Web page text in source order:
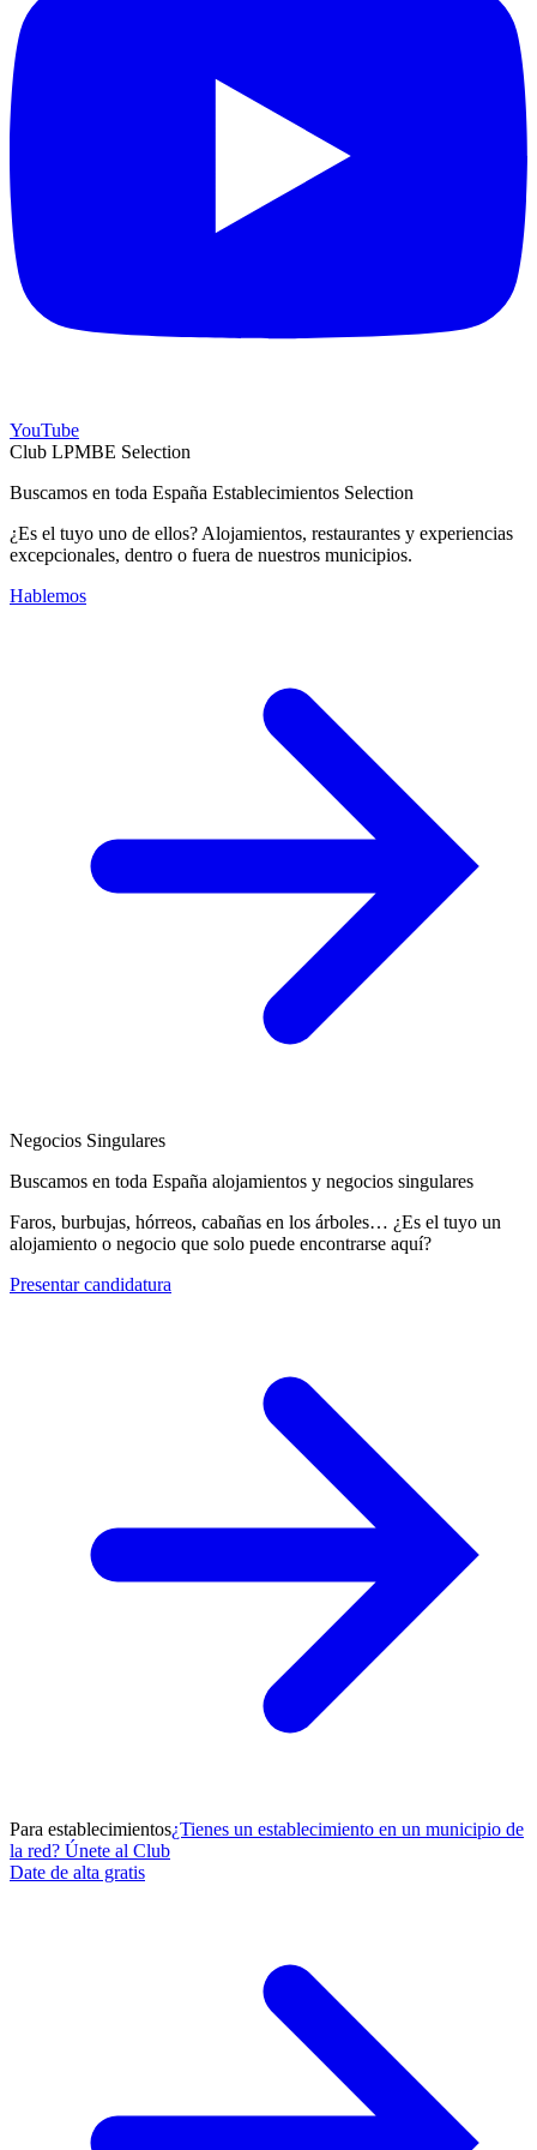
YouTube
Club LPMBE Selection
Buscamos en toda España Establecimientos Selection
¿Es el tuyo uno de ellos? Alojamientos, restaurantes y experiencias
excepcionales, dentro o fuera de nuestros municipios.
Hablemos
Negocios Singulares
Buscamos en toda España alojamientos y negocios singulares
Faros, burbujas, hórreos, cabañas en los árboles… ¿Es el tuyo un
alojamiento o negocio que solo puede encontrarse aquí?
Presentar candidatura
Para establecimientos¿Tienes un establecimiento en un municipio de
la red? Únete al Club
Date de alta gratis